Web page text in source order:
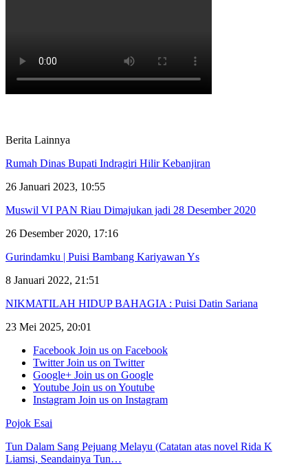
Berita Lainnya
Rumah Dinas Bupati Indragiri Hilir Kebanjiran
26 Januari 2023, 10:55
Muswil VI PAN Riau Dimajukan jadi 28 Desember 2020
26 Desember 2020, 17:16
Gurindamku | Puisi Bambang Kariyawan Ys
8 Januari 2022, 21:51
NIKMATILAH HIDUP BAHAGIA : Puisi Datin Sariana
23 Mei 2025, 20:01
Facebook Join us on Facebook
Twitter Join us on Twitter
Google+ Join us on Google
Youtube Join us on Youtube
Instagram Join us on Instagram
Pojok Esai
Tun Dalam Sang Pejuang Melayu (Catatan atas novel Rida K
Liamsi, Seandainya Tun…